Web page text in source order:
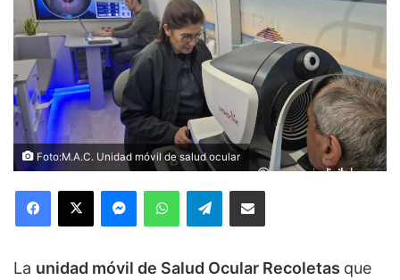
Foto:M.A.C. Unidad móvil de salud ocular
Facebook
X MessengerWhatsAppTelegramCompartir via Email
La unidad móvil de Salud Ocular Recoletas que